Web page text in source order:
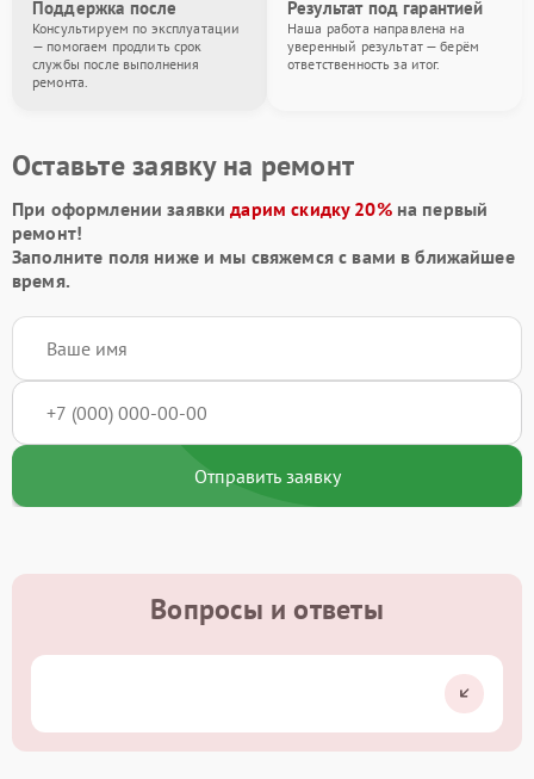
Поддержка после
Консультируем по эксплуатации
— помогаем продлить срок
службы после выполнения
ремонта.
Результат под гарантией
Наша работа направлена на
уверенный результат — берём
ответственность за итог.
Оставьте заявку на ремонт
При оформлении заявкидарим скидку 20%на первый
ремонт!
Заполните поля ниже и мы свяжемся с вами в ближайшее
время.
Отправить заявку
Вопросы и ответы